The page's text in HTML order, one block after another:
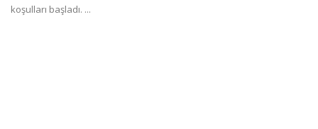
koşulları başladı. ...